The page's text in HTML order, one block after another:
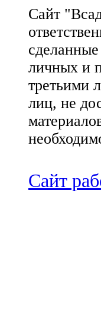
Сайт
личных и
третьими
лиц, не
Сайт